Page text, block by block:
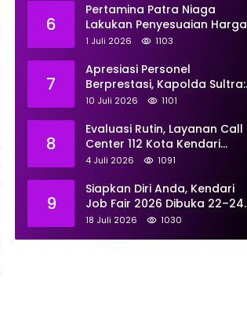
Kemendiktisaintek
6
Pertamina Patra Niaga
Lakukan Penyesuaian Harga
BBM Non Subsidi Per 1 Juli
1 Juli 2026 1103
7
Apresiasi Personel
Berprestasi, Kapolda Sultra:
Tunjukkan Kompetensi
10 Juli 2026 1101
8
Evaluasi Rutin, Layanan Call
Center 112 Kota Kendari
Tangani 167 Laporan Selama
4 Juli 2026 1091
9
Siapkan Diri Anda, Kendari
Job Fair 2026 Dibuka 22–24
Juli: Sediakan 700 Lowongan
18 Juli 2026 1030